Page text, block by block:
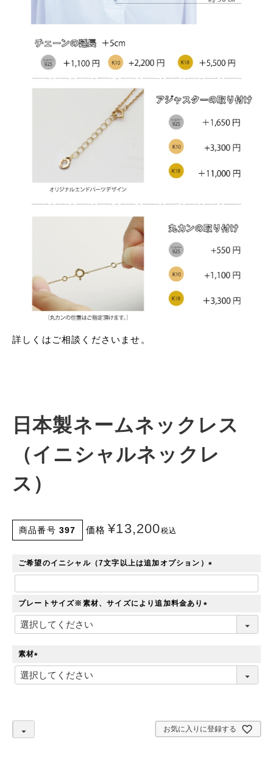
詳しくはご相談くださいませ。
日本製ネームネックレス
（イニシャルネックレ
ス）
商品番号 397 価格 ¥13,200税込
ご希望のイニシャル（7文字以上は追加オプション）
(
プレートサイズ※素材、サイズにより追加料金あり
(
素材
(
必
お気に入りに登録する